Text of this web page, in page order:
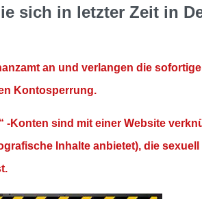
sich in letzter Zeit in
an und verlangen die
Kontosperrung.
Konten sind mit einer Website
Inhalte anbietet), die